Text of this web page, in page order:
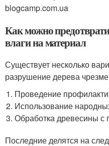
blogcamp.com.ua
Как можно
влаги на материал
Существует несколько
разрушение дерева
Проведение
Использование
Обработка древесины с
Последние делятся на